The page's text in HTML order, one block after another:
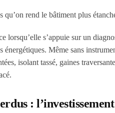
qu’on rend le bâtiment plus
lorsqu’elle s’appuie sur un
énergétiques. Même sans
isolant tassé, gaines
: